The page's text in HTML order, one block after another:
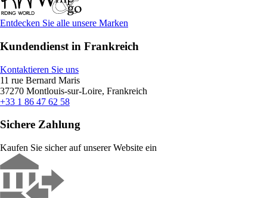
Entdecken Sie alle unsere Marken
Kundendienst in Frankreich
Kontaktieren Sie uns
11 rue Bernard Maris
37270 Montlouis-sur-Loire, Frankreich
+33 1 86 47 62 58
Sichere Zahlung
Kaufen Sie sicher auf unserer Website ein